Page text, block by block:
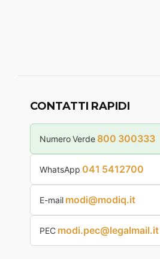
CONTATTI RAPIDI
Numero Verde 800 300333
WhatsApp 041 5412700
E-mail modi@modiq.it
PEC modi.pec@legalmail.it